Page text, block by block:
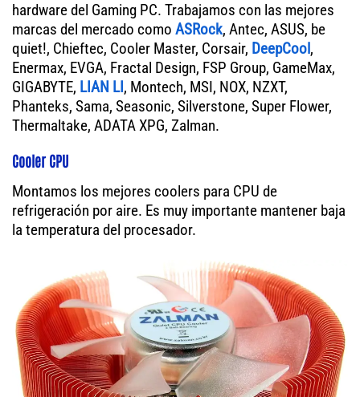
hardware del Gaming PC. Trabajamos con las mejores
marcas del mercado como ASRock, Antec, ASUS, be
quiet!, Chieftec, Cooler Master, Corsair, DeepCool,
Enermax, EVGA, Fractal Design, FSP Group, GameMax,
GIGABYTE, LIAN LI, Montech, MSI, NOX, NZXT,
Phanteks, Sama, Seasonic, Silverstone, Super Flower,
Thermaltake, ADATA XPG, Zalman.
Cooler CPU
Montamos los mejores coolers para CPU de
refrigeración por aire. Es muy importante mantener baja
la temperatura del procesador.